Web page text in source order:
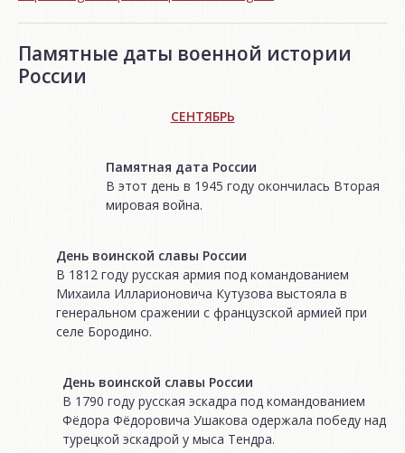
Памятные даты военной истории
России
СЕНТЯБРЬ
Памятная дата России
В этот день в 1945 году окончилась Вторая
мировая война.
День воинской славы России
В 1812 году русская армия под командованием
Михаила Илларионовича Кутузова выстояла в
генеральном сражении с французской армией при
селе Бородино.
День воинской славы России
В 1790 году русская эскадра под командованием
Фёдора Фёдоровича Ушакова одержала победу над
турецкой эскадрой у мыса Тендра.